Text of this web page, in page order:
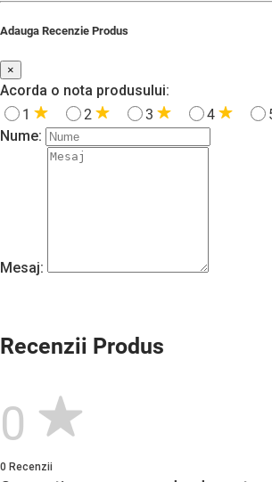
Adauga Recenzie Produs
×
Acorda o nota produsului:
1
2 3 4
Nume:
Mesaj:
Recenzii Produs
0
0 Recenzii